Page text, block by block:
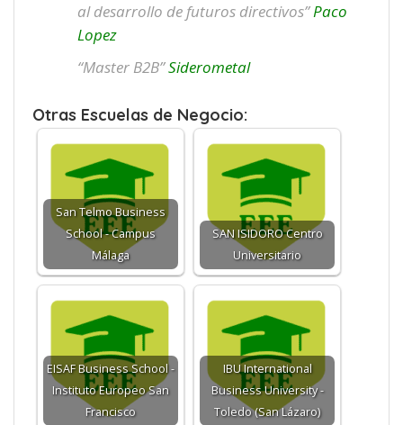
al desarrollo de futuros directivos”Paco
Lopez
“Master B2B”Siderometal
Otras Escuelas de Negocio:
San Telmo Business
School - Campus
Málaga
SAN ISIDORO Centro
Universitario
EISAF Business School -
Instituto Europeo San
Francisco
IBU International
Business University -
Toledo (San Lázaro)